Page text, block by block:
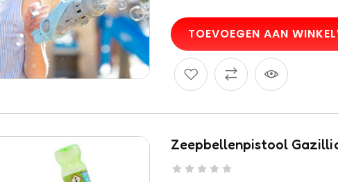
TOEVOEGEN AAN
Zeepbellenpistool